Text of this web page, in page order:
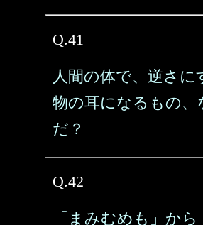
Q.41
人間の体で、逆さに
物の耳になるもの、
だ？
Q.42
「まみむめも」か